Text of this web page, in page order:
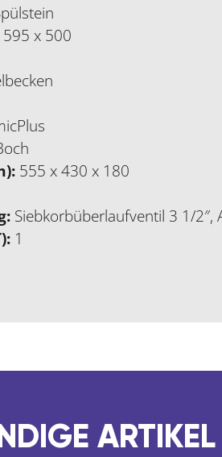
595 x 500
555 x 430 x 180
Siebkorbüberlaufventil 3 1/
1
ARTIKEL